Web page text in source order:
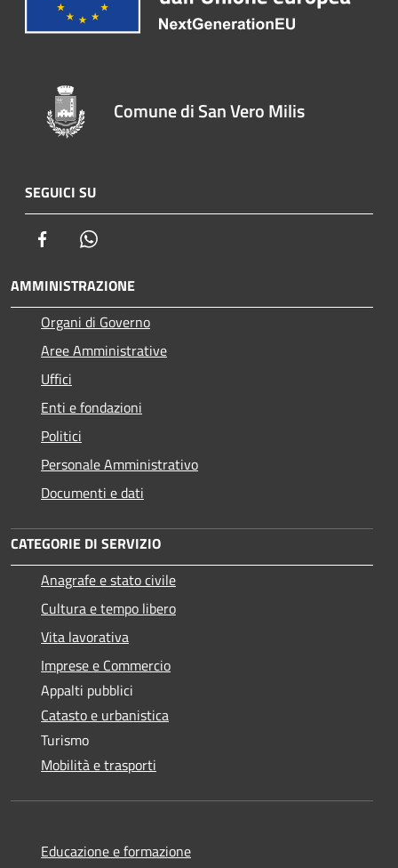
Comune di San Vero Milis
SEGUICI SU
Facebook
AMMINISTRAZIONE
Organi di Governo
Aree Amministrative
Uffici
Enti e fondazioni
Politici
Personale Amministrativo
Documenti e dati
CATEGORIE DI SERVIZIO
Anagrafe e stato civile
Cultura e tempo libero
Vita lavorativa
Imprese e Commercio
Appalti pubblici
Catasto e urbanistica
Turismo
Mobilità e trasporti
Educazione e formazione